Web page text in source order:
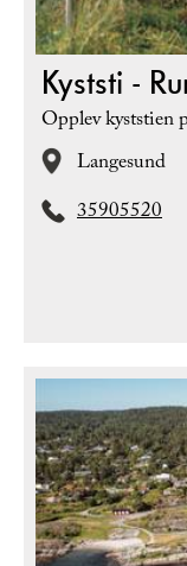
Kyststi -
Opplev kyststien
Langesund
35905520